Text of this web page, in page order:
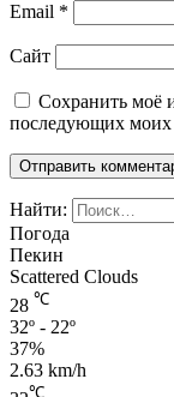
Email *
Сайт
Сохранить моё
последующих моих
Найти:
Погода
Пекин
Scattered Clouds
28 ℃
32º - 22º
37%
2.63 km/h
℃